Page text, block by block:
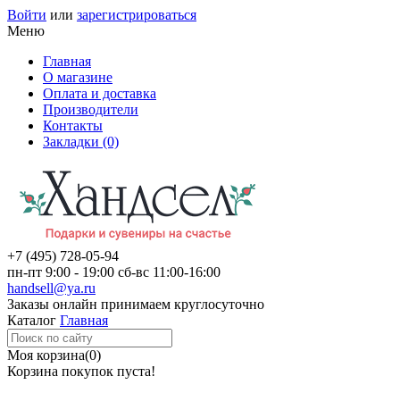
Войти или зарегистрироваться
Меню
Главная
О магазине
Оплата и доставка
Производители
Контакты
Закладки (0)
+7 (495) 728-05-94
пн-пт 9:00 - 19:00 сб-вс 11:00-16:00
handsell@ya.ru
Заказы онлайн принимаем круглосуточно
Каталог Главная
Моя корзина(0)
Корзина покупок пуста!